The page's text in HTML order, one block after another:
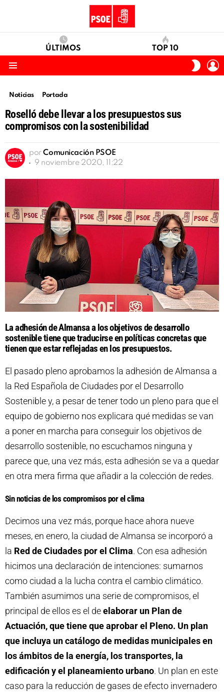
ÚLTIMOS TOP 10
SKIN
Noticias Portada
Roselló debe llevar a los presupuestos sus
compromisos con la sostenibilidad
por Comunicación PSOE
9 noviembre 2020, 11:22
La adhesión de Almansa a los objetivos de desarrollo
sostenible tiene que traducirse en políticas concretas que
tienen que estar reflejadas en los presupuestos.
El pasado pleno aprobamos la adhesión de Almansa a
la Red Española de Ciudades por el Desarrollo
Sostenible y, a pesar de tener todo un pleno para que el
equipo de gobierno nos explicara qué medidas se van
a poner en marcha para conseguir los objetivos de
desarrollo sostenible, no escuchamos ninguna y
parece que, una vez más, esta adhesión se va a quedar
en otra mera firma que añadir a la colección de redes.
Sin noticias de los compromisos por el clima
Decimos una vez más, porque hace ahora nueve
meses, en enero, la ciudad de Almansa se incorporó a
la Red de Ciudades por el Clima. Con esa adhesión
hicimos una declaración de intenciones: sumarnos
como ciudad a la lucha contra el cambio climático.
También asumimos una serie de compromisos, el
principal de ellos es el deelaborar un Plan de
Actuación, que tiene que aprobar el Pleno. Un plan
que incluya un catálogo de medidas municipales en
los ámbitos de la energía, los transportes, la
edificación y el planeamiento urbano. Un plan en este
caso para la reducción de gases de efecto invernadero